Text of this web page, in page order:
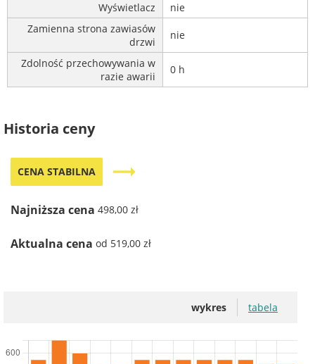
Wyświetlacz
nie
Zamienna strona zawiasów
drzwi
nie
Zdolność przechowywania w
razie awarii
0 h
Historia ceny
CENA STABILNA trending_flat
Najniższa cena 498,00 zł
Aktualna cena od 519,00 zł
wykres tabela